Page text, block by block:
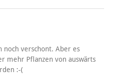
noch verschont. Aber es
mehr Pflanzen von auswärts
:-(